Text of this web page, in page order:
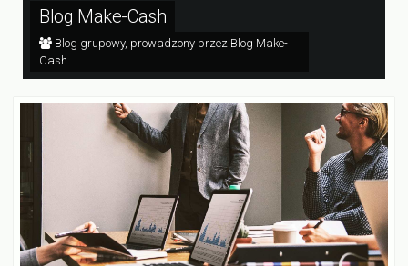
Blog Make-Cash
Blog grupowy, prowadzony przez Blog Make-
Cash